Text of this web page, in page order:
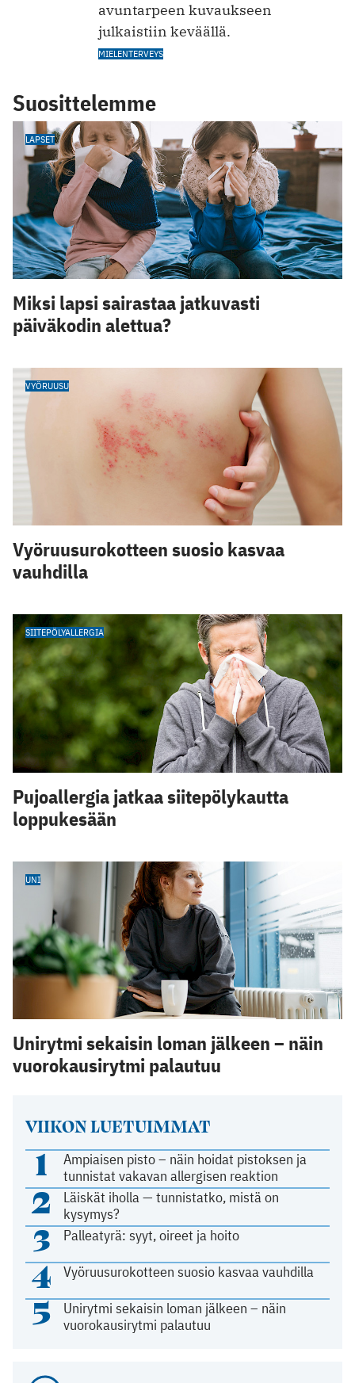
VIIKON LUETUIMMAT
1
Ampiaisen pisto – näin hoidat pistoksen ja
tunnistat vakavan allergisen reaktion
2
Läiskät iholla — tunnistatko, mistä on
kysymys?
3 Palleatyrä: syyt, oireet ja hoito
4 Vyöruusurokotteen suosio kasvaa vauhdilla
5
Unirytmi sekaisin loman jälkeen – näin
vuorokausirytmi palautuu
avuntarpeen kuvaukseen
julkaistiin keväällä.
MIELENTERVEYS
Suosittelemme
LAPSET
Miksi lapsi sairastaa jatkuvasti
päiväkodin alettua?
VYÖRUUSU
Vyöruusurokotteen suosio kasvaa
vauhdilla
SIITEPÖLYALLERGIA
Pujoallergia jatkaa siitepölykautta
loppukesään
UNI
Unirytmi sekaisin loman jälkeen – näin
vuorokausirytmi palautuu